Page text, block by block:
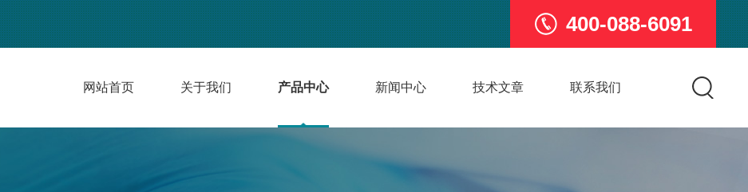
400-088-6091
网站首页 关于我们 产品中心 新闻中心 技术文章 联系我们